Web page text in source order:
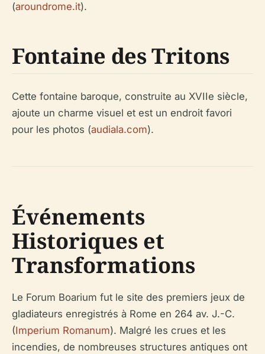
(aroundrome.it).
Fontaine des Tritons
Cette fontaine baroque, construite au XVIIe siècle,
ajoute un charme visuel et est un endroit favori
pour les photos (audiala.com).
Événements
Historiques et
Transformations
Le Forum Boarium fut le site des premiers jeux de
gladiateurs enregistrés à Rome en 264 av. J.-C.
(Imperium Romanum). Malgré les crues et les
incendies, de nombreuses structures antiques ont